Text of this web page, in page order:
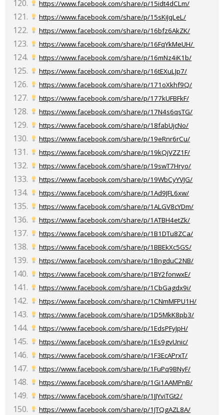
https://www.facebook.com/share/p/15idt4dCLm/
https://www.facebook.com/share/p/15sKiJqLeL/
https://www.facebook.com/share/p/16bfz6AkZK/
https://www.facebook.com/share/p/16FqYkMeUH/
https://www.facebook.com/share/p/16mNz4iK1b/
https://www.facebook.com/share/p/16tEXuLJp7/
https://www.facebook.com/share/p/171oXkhf9Q/
https://www.facebook.com/share/p/177kUFBFkF/
https://www.facebook.com/share/p/17N4s6qsTG/
https://www.facebook.com/share/p/18fabUjcNo/
https://www.facebook.com/share/p/19eRnr6rCu/
https://www.facebook.com/share/p/19kQjVZZ1F/
https://www.facebook.com/share/p/19swT7Hryo/
https://www.facebook.com/share/p/19WbCyYVJG/
https://www.facebook.com/share/p/1Ad9JFL6xw/
https://www.facebook.com/share/p/1ALGV8cYDm/
https://www.facebook.com/share/p/1ATBH4etZk/
https://www.facebook.com/share/p/1B1DTu8ZCa/
https://www.facebook.com/share/p/1BBEkXc5GS/
https://www.facebook.com/share/p/1BngduC2NB/
https://www.facebook.com/share/p/1BY2fonwxE/
https://www.facebook.com/share/p/1CbGagdx9i/
https://www.facebook.com/share/p/1CNmMFPU1H/
https://www.facebook.com/share/p/1D5MkK8pb3/
https://www.facebook.com/share/p/1EdsPFyJpH/
https://www.facebook.com/share/p/1Es9gvUnic/
https://www.facebook.com/share/p/1F3EcAPrxT/
https://www.facebook.com/share/p/1FuPq9BNyF/
https://www.facebook.com/share/p/1Gi1AAMPnB/
https://www.facebook.com/share/p/1JJYviTGt2/
https://www.facebook.com/share/p/1JTQgAZL8A/